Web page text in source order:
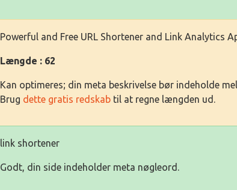
Powerful and Free URL Shortener and Link Analytics
Længde : 62
Kan optimeres; din meta beskrivelse bør indeholde
Brug dette gratis redskab til at regne længden ud.
link shortener
Godt, din side indeholder meta nøgleord.